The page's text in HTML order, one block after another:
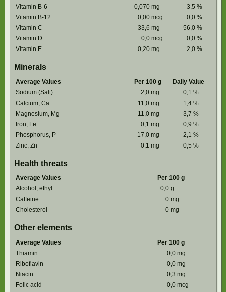
Vitamin B-6
0,070 mg 3,5 %
Vitamin B-12
0,00 mcg 0,0 %
Vitamin C
33,6 mg 56,0 %
Vitamin D
0,0 mcg 0,0 %
Vitamin E
0,20 mg 2,0 %
Minerals
Average Values Per 100 g
Daily Value
Sodium (Salt)
2,0 mg 0,1 %
Calcium, Ca
11,0 mg 1,4 %
Magnesium, Mg
11,0 mg 3,7 %
Iron, Fe
0,1 mg 0,9 %
Phosphorus, P
17,0 mg 2,1 %
Zinc, Zn
0,1 mg 0,5 %
Health threats
Average Values
Per 100 g
Alcohol, ethyl
0,0 g
Caffeine
0 mg
Cholesterol
0 mg
Other elements
Average Values
Per 100 g
Thiamin
0,0 mg
Riboflavin
0,0 mg
Niacin
0,3 mg
Folic acid
0,0 mcg